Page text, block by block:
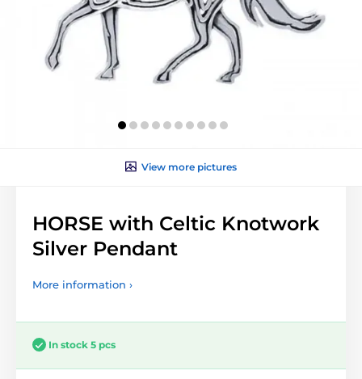
View more pictures
HORSE with Celtic Knotwork
Silver Pendant
More information ›
In stock 5 pcs